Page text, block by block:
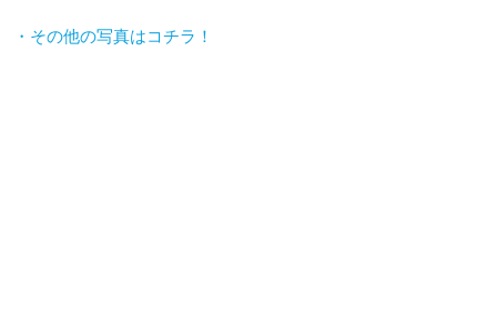
・その他の写真はコチラ！